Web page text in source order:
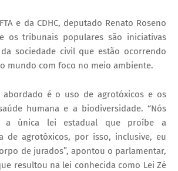
e da CDHC, deputado Renato Roseno
os tribunais populares são iniciativas
sociedade civil que estão ocorrendo
mundo com foco no meio ambiente.
abordado é o uso de agrotóxicos e os
humana e a biodiversidade. “Nós
a única lei estadual que proíbe a
de agrotóxicos, por isso, inclusive, eu
de jurados”, apontou o parlamentar,
resultou na lei conhecida como Lei Zé